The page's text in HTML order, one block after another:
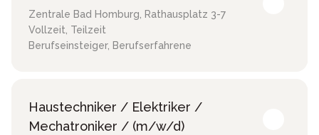
Zentrale Bad Homburg, Rathausplatz 3-7
Vollzeit, Teilzeit
Berufseinsteiger, Berufserfahrene
Haustechniker / Elektriker /
Mechatroniker / (m/w/d)